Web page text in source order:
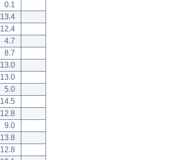
0.1
13.4
12.4
4.7
8.7
13.0
13.0
5.0
14.5
12.8
9.0
13.8
12.8